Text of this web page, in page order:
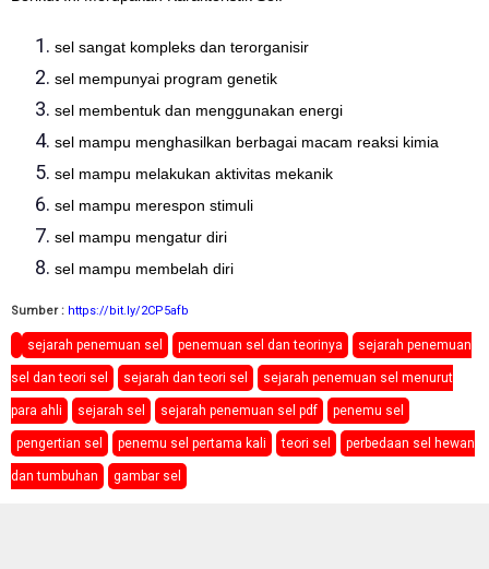
sel sangat kompleks dan terorganisir
sel mempunyai program genetik
sel membentuk dan menggunakan energi
sel mampu menghasilkan berbagai macam reaksi kimia
sel mampu melakukan aktivitas mekanik
sel mampu merespon stimuli
sel mampu mengatur diri
sel mampu membelah diri
Sumber : https://bit.ly/2CP5afb
sejarah penemuan sel penemuan sel dan teorinya sejarah penemuan
sel dan teori sel sejarah dan teori sel sejarah penemuan sel menurut
para ahli sejarah sel sejarah penemuan sel pdf penemu sel
pengertian sel penemu sel pertama kali teori sel perbedaan sel hewan
dan tumbuhan gambar sel